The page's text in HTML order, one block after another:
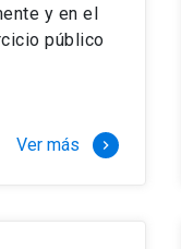
concentrar
una variedad de
y en el
público
Ver más keyboard_arrow_right